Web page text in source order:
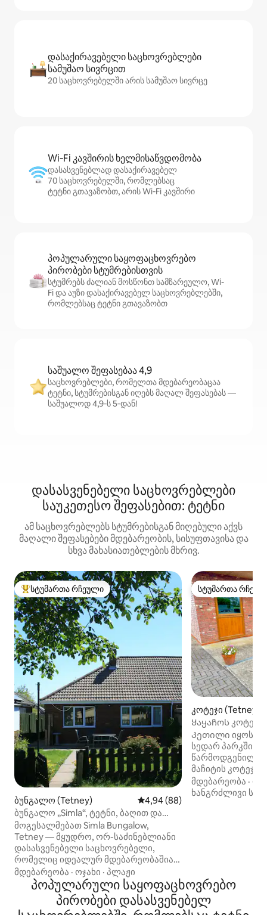
დასაქირავებელი საცხოვრებლები
სამუშაო სივრცით
20 საცხოვრებელში არის სამუშაო სივრცე
Wi‑Fi კავშირის ხელმისაწვდომობა
დასასვენებლად დასაქირავებელ
70 საცხოვრებელში, რომლებსაც
ტეტნი გთავაზობთ, არის Wi‑Fi კავშირი
პოპულარული საყოფაცხოვრებო
პირობები სტუმრებისთვის
სტუმრებს ძალიან მოსწონთ სამზარეულო, Wi-
Fi და აუზი დასაქირავებელ საცხოვრებლებში,
რომლებსაც ტეტნი გთავაზობთ
საშუალო შეფასებაა 4,9
საცხოვრებლები, რომელთა მდებარეობაცაა
ტეტნი, სტუმრებისგან იღებს მაღალ შეფასებას —
საშუალოდ 4,9‑ს 5‑დან!
დასასვენებელი საცხოვრებლები
საუკეთესო შეფასებით: ტეტნი
ამ საცხოვრებლებს სტუმრებისგან მიღებული აქვს
მაღალი შეფასებები მდებარეობის, სისუფთავისა და
სხვა მახასიათებლების მხრივ.
სტუმართა რჩეული მოწინავე ვარიანტი
სტუმართა რჩეული
ბუნგალო (Tetney) საშუალო შეფასებაა 5‑დან
4,94 (88)
ბუნგალო „Simla“, ტეტნი, ბაღით და
საპარკინგე ადგილით
მოგესალმებათ Simla Bungalow,
Tetney — მყუდრო, ორ-საძინებლიანი
დასასვენებელი საცხოვრებელი,
რომელიც იდეალურ მდებარეობაშია
ლინკოლნშირ-ვოლდსის, გრიმსბის,
კლითორპსისა და ჰამბერ‑ბენკის
ინდუსტრიული რეგიონების
დასათვალიერებლად. დაისვენეთ
მდებარეობა · ოჯახი · პლაჟი
სტუმართა
სტუმართა
კოტეჯი (Tetney)
Ყაყაჩოს კოტეჯი
სწრაფი Wi ‑ Fi
Კეთილი იყოს
სედარ პარკში,
წარმოდგენილია
მაჩიტის
იდეალურია
Თითოეულ
რაღაც 3 წუთის
პოპულარულ
ადგილობრივ
მდებარეობა ·
ხანგრძლივი
პოპულარული საყოფაცხოვრებო
პირობები დასასვენებელ